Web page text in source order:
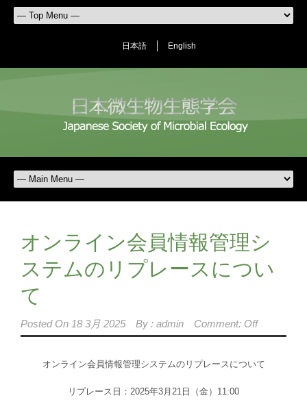
日本語 English
オンライン会員情報管理シ
ステムのリプレースについ
て
Posted On 18 3月 2025 By : admin Comment: Off
オンライン会員情報管理システムのリプレースについて
リプレース日：2025年3月21日（金）11:00